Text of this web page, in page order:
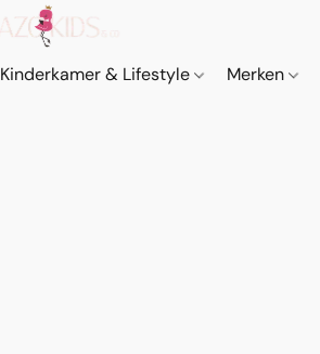
Kinderkamer & Lifestyle Merken